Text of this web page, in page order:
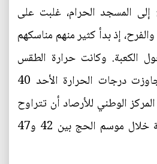
المسجد الحرام، غلبت على
إذ بدأ كثير منهم مناسكهم
الكعبة. وكانت حرارة الطقس
حاضرة بقوة، بعدما تجاوزت درجات الحرارة الأحد 40
الوطني للأرصاد أن تتراوح
درجات الحرارة في مكة خلال موسم الحج بين 42 و47